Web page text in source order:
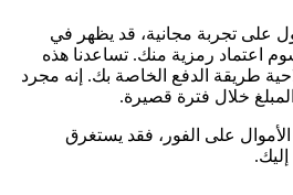
على تجربة مجانية، قد يظهر في
اعتماد رمزية منك. تساعدنا هذه
طريقة الدفع الخاصة بك. إنه مجرد
خلال فترة قصيرة.
على الفور، فقد يستغرق